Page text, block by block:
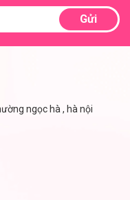
Gửi
ngọc hà , hà nội